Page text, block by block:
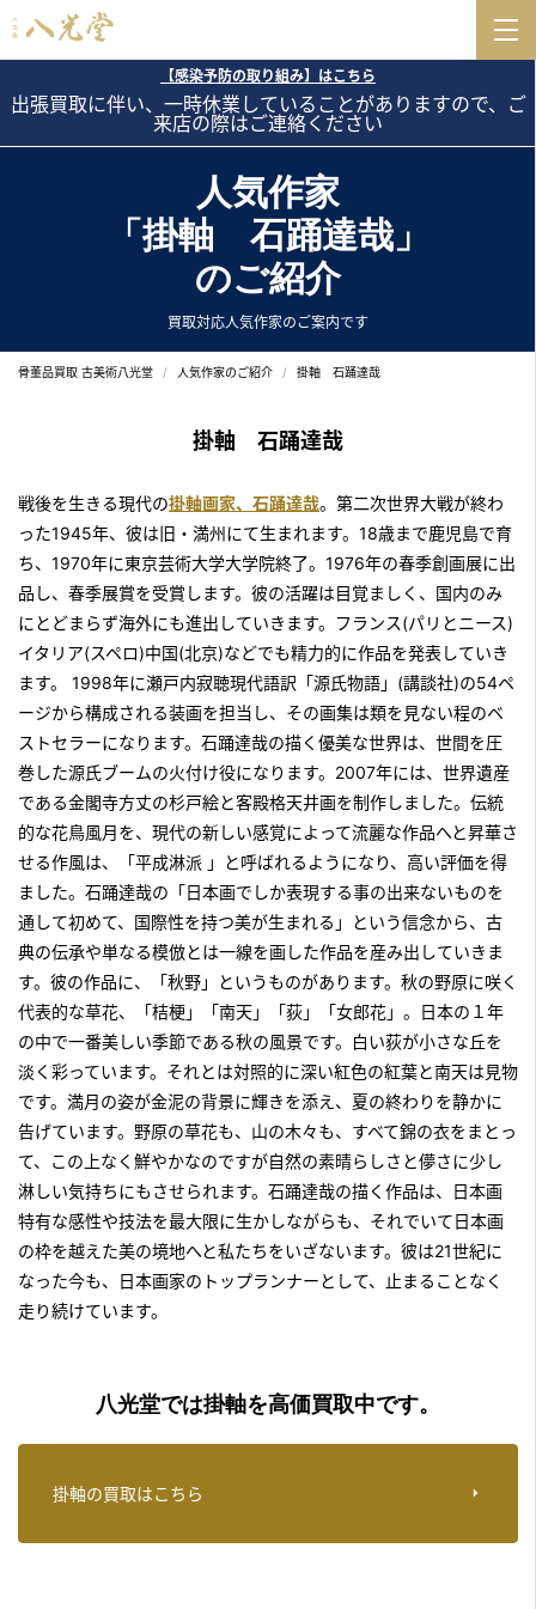
【感染予防の取り組み】はこちら
出張買取に伴い、一時休業していることがありますので、ご
来店の際はご連絡ください
人気作家
「掛軸 石踊達哉」
のご紹介
買取対応人気作家のご案内です
骨董品買取 古美術八光堂 人気作家のご紹介 掛軸 石踊達哉
掛軸 石踊達哉
戦後を生きる現代の掛軸画家、石踊達哉。第二次世界大戦が終わ
った1945年、彼は旧・満州にて生まれます。18歳まで鹿児島で育
ち、1970年に東京芸術大学大学院終了。1976年の春季創画展に出
品し、春季展賞を受賞します。彼の活躍は目覚ましく、国内のみ
にとどまらず海外にも進出していきます。フランス(パリとニース)
イタリア(スペロ)中国(北京)などでも精力的に作品を発表していき
ます。 1998年に瀬戸内寂聴現代語訳「源氏物語」(講談社)の54ペ
ージから構成される装画を担当し、その画集は類を見ない程のベ
ストセラーになります。石踊達哉の描く優美な世界は、世間を圧
巻した源氏ブームの火付け役になります。2007年には、世界遺産
である金閣寺方丈の杉戸絵と客殿格天井画を制作しました。伝統
的な花鳥風月を、現代の新しい感覚によって流麗な作品へと昇華さ
せる作風は、「平成淋派 」と呼ばれるようになり、高い評価を得
ました。石踊達哉の「日本画でしか表現する事の出来ないものを
通して初めて、国際性を持つ美が生まれる」という信念から、古
典の伝承や単なる模倣とは一線を画した作品を産み出していきま
す。彼の作品に、「秋野」というものがあります。秋の野原に咲く
代表的な草花、「桔梗」「南天」「荻」「女郎花」。日本の１年
の中で一番美しい季節である秋の風景です。白い荻が小さな丘を
淡く彩っています。それとは対照的に深い紅色の紅葉と南天は見物
です。満月の姿が金泥の背景に輝きを添え、夏の終わりを静かに
告げています。野原の草花も、山の木々も、すべて錦の衣をまとっ
て、この上なく鮮やかなのですが自然の素晴らしさと儚さに少し
淋しい気持ちにもさせられます。石踊達哉の描く作品は、日本画
特有な感性や技法を最大限に生かしながらも、それでいて日本画
の枠を越えた美の境地へと私たちをいざないます。彼は21世紀に
なった今も、日本画家のトップランナーとして、止まることなく
走り続けています。
八光堂では掛軸を高価買取中です。
掛軸の買取はこちら